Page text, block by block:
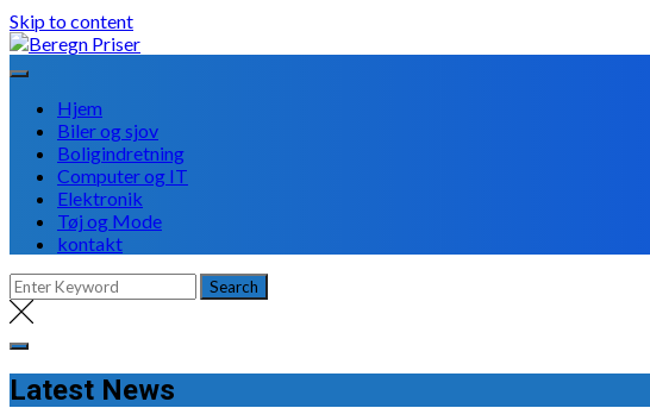
Skip to content
Hjem
Biler og sjov
Boligindretning
Computer og IT
Elektronik
Tøj og Mode
kontakt
Latest News